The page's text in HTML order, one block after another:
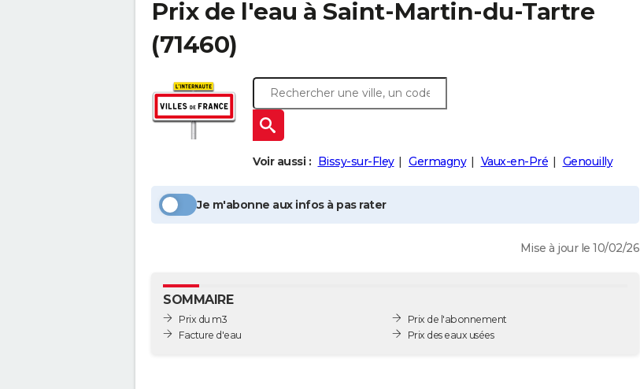
Prix de l'eau à Saint-Martin-du-Tartre
(71460)
Voir aussi : Bissy-sur-Fley Germagny Vaux-en-Pré Genouilly
Je m'abonne aux infos à pas rater
Mise à jour le 10/02/26
SOMMAIRE
Prix du m3
Facture d'eau
Prix de l'abonnement
Prix des eaux usées